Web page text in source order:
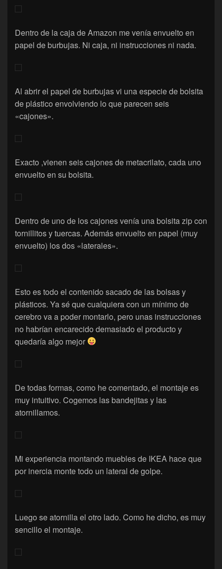
Dentro de la caja de Amazon me venía envuelto en
papel de burbujas. Ni caja, ni instrucciones ni nada.
Al abrir el papel de burbujas vi una especie de bolsita
de plástico envolviendo lo que parecen seis
«cajones».
Exacto ,vienen seis cajones de metacrilato, cada uno
envuelto en su bolsita.
Dentro de uno de los cajones venía una bolsita zip con
tornillitos y tuercas. Además envuelto en papel (muy
envuelto) los dos «laterales».
Esto es todo el contenido sacado de las bolsas y
plásticos. Ya sé que cualquiera con un mínimo de
cerebro va a poder montarlo, pero unas instrucciones
no habrían encarecido demasiado el producto y
quedaría algo mejor
De todas formas, como he comentado, el montaje es
muy intuitivo. Cogemos las bandejitas y las
atornillamos.
Mi experiencia montando muebles de IKEA hace que
por inercia monte todo un lateral de golpe.
Luego se atornilla el otro lado. Como he dicho, es muy
sencillo el montaje.